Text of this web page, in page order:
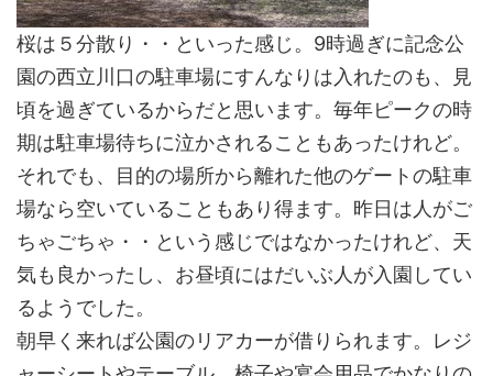
桜は５分散り・・といった感じ。9時過ぎに記念公
園の西立川口の駐車場にすんなりは入れたのも、見
頃を過ぎているからだと思います。毎年ピークの時
期は駐車場待ちに泣かされることもあったけれど。
それでも、目的の場所から離れた他のゲートの駐車
場なら空いていることもあり得ます。昨日は人がご
ちゃごちゃ・・という感じではなかったけれど、天
気も良かったし、お昼頃にはだいぶ人が入園してい
るようでした。
朝早く来れば公園のリアカーが借りられます。レジ